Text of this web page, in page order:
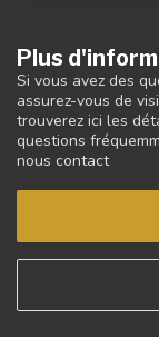
Plus
Si vous avez des
assurez-vous de
trouverez ici les
questions
nous contact